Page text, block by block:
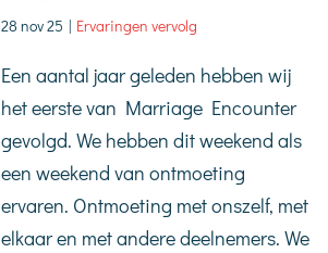
28 nov 25 | Ervaringen vervolg
Een aantal jaar geleden hebben wij
het eerste van Marriage Encounter
gevolgd. We hebben dit weekend als
een weekend van ontmoeting
ervaren. Ontmoeting met onszelf, met
elkaar en met andere deelnemers. We